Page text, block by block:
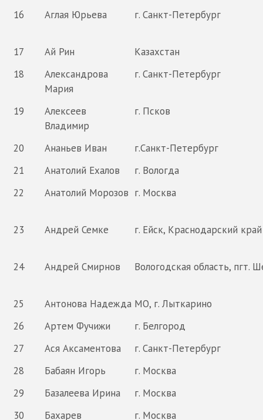
16
Аглая Юрьева г. Санкт-Петербург
17 Ай Рин
Казахстан
18
Александрова
Мария
г. Санкт-Петербург
19
Алексеев
Владимир
г. Псков
20 Ананьев Иван
г.Санкт-Петербург
21
Анатолий Ехалов
г. Вологда
22
Анатолий Морозов г. Москва
23 Андрей Семке г. Ейск, Краснодарский край
24 Андрей Смирнов Вологодская область, пгт.
25 Антонова Надежда МО, г. Лыткарино
26
Артем Фучижи
г. Белгород
27
Ася Аксаментова
г. Санкт-Петербург
28
Бабаян Игорь
г. Москва
29
Базалеева Ирина
г. Москва
30
Бахарев г. Москва